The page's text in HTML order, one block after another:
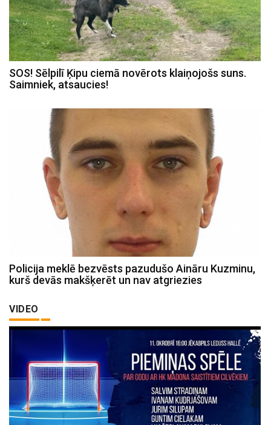
SOS! Sēlpilī Ķipu ciemā novērots klaiņojošs suns.
Saimniek, atsaucies!
Policija meklē bezvēsts pazudušo Aināru Kuzminu,
kurš devās makšķerēt un nav atgriezies
VIDEO